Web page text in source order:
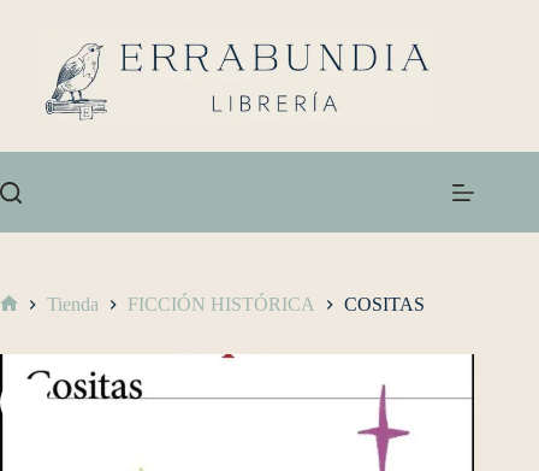
Tienda FICCIÓN HISTÓRICA COSITAS